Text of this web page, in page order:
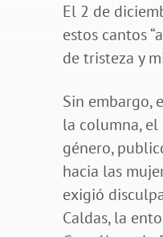
El 2 de
estos cantos
de tristeza y
Sin embargo,
la columna,
género,
hacia las
exigió
Caldas, la